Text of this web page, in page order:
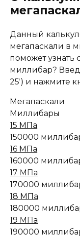
Данный
мегапаскали в
поможет узнать
миллибар?
25') и нажмите
Мегапаскали
Миллибары
15 МПа
150000
16 МПа
160000
17 МПа
170000
18 МПа
180000
19 МПа
190000